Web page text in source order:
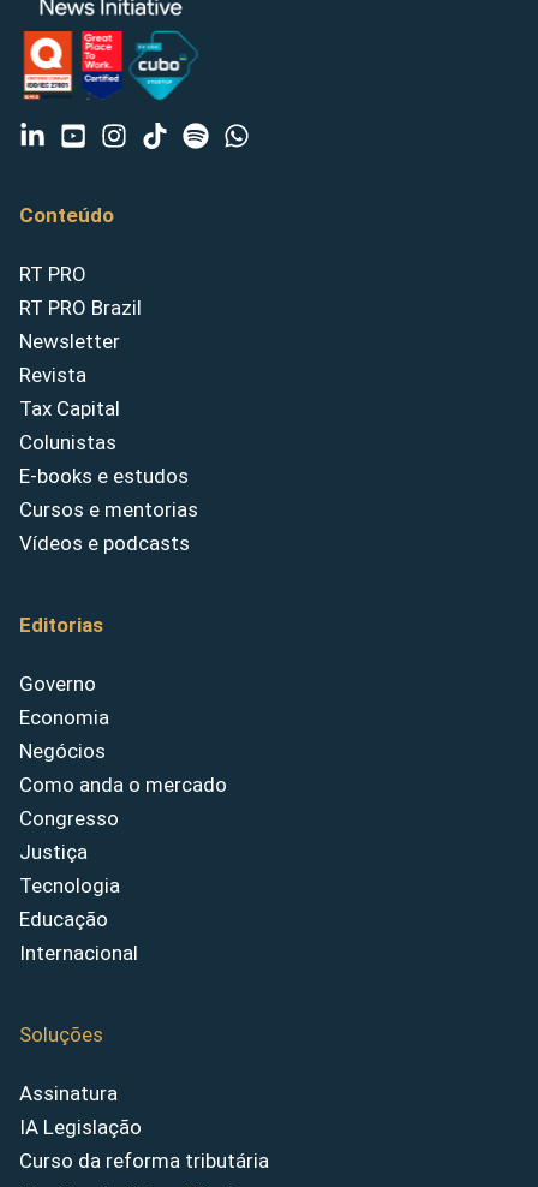
Conteúdo
RT PRO
RT PRO Brazil
Newsletter
Revista
Tax Capital
Colunistas
E-books e estudos
Cursos e mentorias
Vídeos e podcasts
Editorias
Governo
Economia
Negócios
Como anda o mercado
Congresso
Justiça
Tecnologia
Educação
Internacional
Soluções
Assinatura
IA Legislação
Curso da reforma tributária